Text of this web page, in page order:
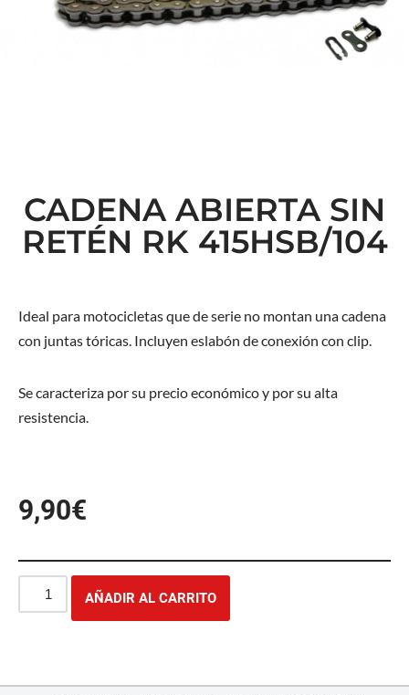
CADENA ABIERTA SIN
RETÉN RK 415HSB/104
Ideal para motocicletas que de serie no montan una cadena
con juntas tóricas. Incluyen eslabón de conexión con clip.
Se caracteriza por su precio económico y por su alta
resistencia.
9,90€
AÑADIR AL CARRITO